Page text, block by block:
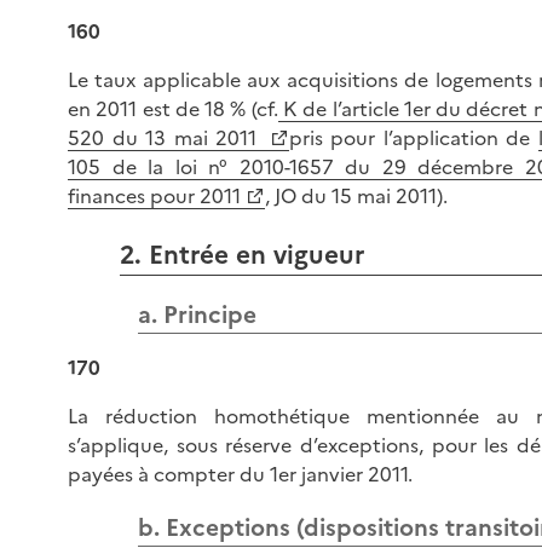
160
Le taux applicable aux acquisitions de logements
en 2011 est de 18 % (cf. K de l’article 1er du décret
520 du 13 mai 2011
pris pour l’application de
105 de la loi n° 2010-1657 du 29 décembre
finances pour 2011
, JO du 15 mai 2011).
2. Entrée en vigueur
a. Principe
170
La réduction homothétique mentionnée au
s’applique, sous réserve d’exceptions, pour les
payées à compter du 1er janvier 2011.
b. Exceptions (dispositions